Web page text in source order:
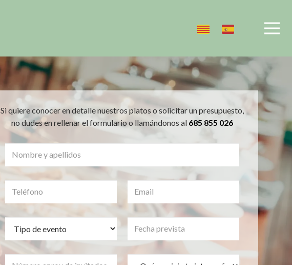
Si quiere conocer en detalle nuestros platos o solicitar un presupuesto,
no dudes en rellenar el formulario o llamándonos al 685 855 026